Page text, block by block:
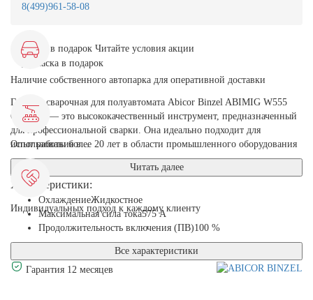
8(499)961-58-08
Маска в подарок Читайте условия акции
Горелка сварочная для полуавтомата Abicor Binzel ABIMIG W555
GRIP 4м — это высококачественный инструмент, предназначенный
для профессиональной сварки. Она идеально подходит для
использования в...
Читать далее
Характеристики:
ОхлаждениеЖидкостное
Максимальная сила тока575 А
Продолжительность включения (ПВ)100 %
Все характеристики
Гарантия 12 месяцев
Наличие собственного автопарка для оперативной доставки
Опыт работы более 20 лет в области промышленного оборудования
Индивидуальных подход к каждому клиенту